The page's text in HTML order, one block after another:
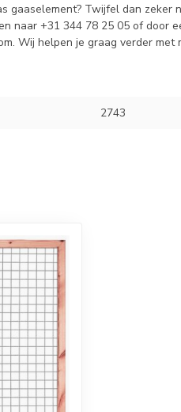
gaaselement? Twijfel dan zeker
naar +31 344 78 25 05 of door
. Wij helpen je graag verder met
2743